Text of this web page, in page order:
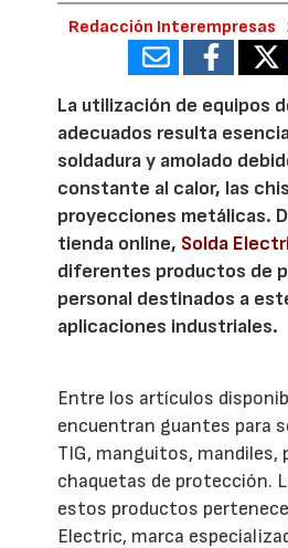
Redacción Interempresas
La utilización de equipos
adecuados resulta
soldadura y amolado
constante al calor, las
proyecciones metálicas.
tienda online, Solda
diferentes productos de
personal destinados a
aplicaciones industriales.
Entre los artículos
encuentran guantes para
TIG, manguitos, mandiles,
chaquetas de protección.
estos productos
Electric, marca